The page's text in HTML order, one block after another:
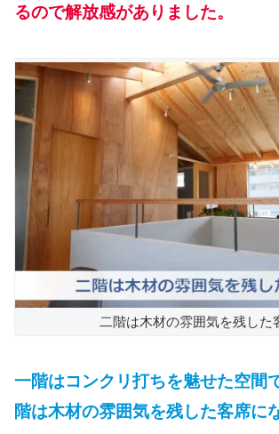
るので解放感がありました。
二階は木材の雰囲気を残した
一階はコンクリ打ちを魅せた空間
階は木材の雰囲気を残した客席に